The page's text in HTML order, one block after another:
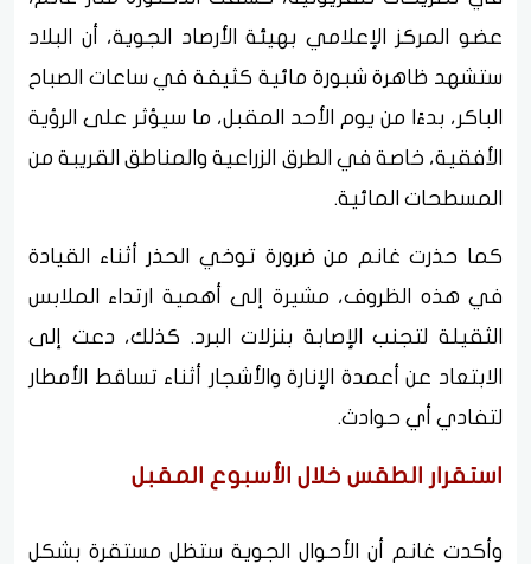
عضو المركز الإعلامي بهيئة الأرصاد الجوية، أن البلاد
ستشهد ظاهرة شبورة مائية كثيفة في ساعات الصباح
الباكر، بدءًا من يوم الأحد المقبل، ما سيؤثر على الرؤية
الأفقية، خاصة في الطرق الزراعية والمناطق القريبة من
المسطحات المائية.
كما حذرت غانم من ضرورة توخي الحذر أثناء القيادة
في هذه الظروف، مشيرة إلى أهمية ارتداء الملابس
الثقيلة لتجنب الإصابة بنزلات البرد. كذلك، دعت إلى
الابتعاد عن أعمدة الإنارة والأشجار أثناء تساقط الأمطار
لتفادي أي حوادث.
استقرار الطقس خلال الأسبوع المقبل
وأكدت غانم أن الأحوال الجوية ستظل مستقرة بشكل